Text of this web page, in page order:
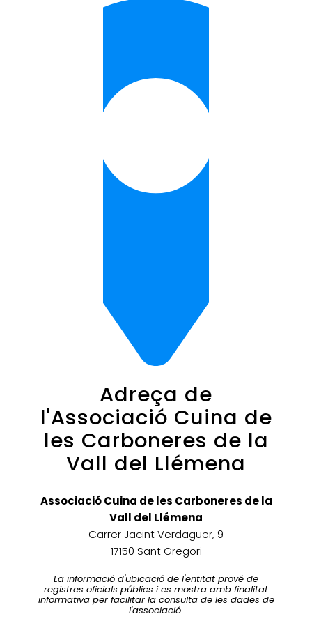
Adreça de
l'Associació Cuina de
les Carboneres de la
Vall del Llémena
Associació Cuina de les Carboneres de la
Vall del Llémena
Carrer Jacint Verdaguer, 9
17150 Sant Gregori
La informació d'ubicació de l'entitat prové de
registres oficials públics i es mostra amb finalitat
informativa per facilitar la consulta de les dades de
l'associació.